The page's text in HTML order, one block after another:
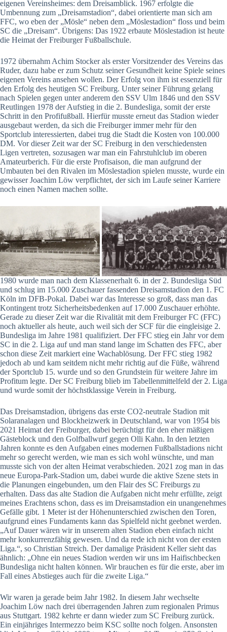
eigenen Vereinsheimes: dem Dreisamblick. 1967 erfolgte die
Umbennung zum „Dreisamstadion“, dabei orientierte man sich am
FFC, wo eben der „Mösle“ neben dem „Möslestadion“ floss und beim
SC die „Dreisam“. Übrigens: Das 1922 erbaute Möslestadion ist heute
die Heimat der Freiburger Fußballschule.
1972 übernahm Achim Stocker als erster Vorsitzender des Vereins das
Ruder, dazu habe er zum Schutz seiner Gesundheit keine Spiele seines
eigenen Vereins ansehen wollen. Der Erfolg von ihm ist essenziell für
den Erfolg des heutigen SC Freiburg. Unter seiner Führung gelang
nach Spielen gegen unter anderem den SSV Ulm 1846 und den SSV
Reutlingen 1978 der Aufstieg in die 2. Bundesliga, somit der erste
Schritt in den Profifußball. Hierfür musste erneut das Stadion wieder
ausgebaut werden, da sich die Freiburger immer mehr für den
Sportclub interessierten, dabei trug die Stadt die Kosten von 100.000
DM. Vor dieser Zeit war der SC Freiburg in den verschiedensten
Ligen vertreten, sozusagen war man ein Fahrstuhlclub im oberen
Amateurberich. Für die erste Profisaison, die man aufgrund der
Umbauten bei den Rivalen im Möslestadion spielen musste, wurde ein
gewisser Joachim Löw verpflichtet, der sich im Laufe seiner Karriere
noch einen Namen machen sollte.
1980 wurde man nach dem Klassenerhalt 6. in der 2. Bundesliga Süd
und schlug im 15.000 Zuschauer fassenden Dreisamstadion den 1. FC
Köln im DFB-Pokal. Dabei war das Interesse so groß, dass man das
Kontingent trotz Sicherheitsbedenken auf 17.000 Zuschauer erhöhte.
Gerade zu dieser Zeit war die Rivalität mit dem Freiburger FC (FFC)
noch aktueller als heute, auch weil sich der SCF für die eingleisige 2.
Bundesliga im Jahre 1981 qualifiziert. Der FFC stieg ein Jahr vor dem
SC in die 2. Liga auf und man stand lange im Schatten des FFC, aber
schon diese Zeit markiert eine Wachablösung. Der FFC stieg 1982
jedoch ab und kam seitdem nicht mehr richtig auf die Füße, während
der Sportclub 15. wurde und so den Grundstein für weitere Jahre im
Profitum legte. Der SC Freiburg blieb im Tabellenmittelfeld der 2. Liga
und wurde somit der höchstklassige Verein in Freiburg.
Das Dreisamstadion, übrigens das erste CO2-neutrale Stadion mit
Solaranalagen und Blockheizwerk in Deutschland, war von 1954 bis
2021 Heimat der Freiburger, dabei berüchtigt für den eher mäßigen
Gästeblock und den Golfballwurf gegen Olli Kahn. In den letzten
Jahren konnte es den Aufgaben eines modernen Fußballstadions nicht
mehr so gerecht werden, wie man es sich wohl wünschte, und man
musste sich von der alten Heimat verabschieden. 2021 zog man in das
neue Europa-Park-Stadion um, dabei wurde die aktive Szene stets in
die Planungen eingebunden, um den Flair des SC Freiburgs zu
erhalten. Dass das alte Stadion die Aufgaben nicht mehr erfüllte, zeigt
meines Erachtens schon, dass es im Dreisamstadion ein unangenehmes
Gefälle gibt. 1 Meter ist der Höhenunterschied zwischen den Toren,
aufgrund eines Fundaments kann das Spielfeld nicht geebnet werden.
„Auf Dauer wären wir in unserem alten Stadion eben einfach nicht
mehr konkurrenzfähig gewesen. Und da rede ich nicht von der ersten
Liga.“, so Christian Streich. Der damalige Präsident Keller sieht das
ähnlich: „Ohne ein neues Stadion werden wir uns im Haifischbecken
Bundesliga nicht halten können. Wir brauchen es für die erste, aber im
Fall eines Abstieges auch für die zweite Liga.“
Wir waren ja gerade beim Jahr 1982. In diesem Jahr wechselte
Joachim Löw nach drei überragenden Jahren zum regionalen Primus
aus Stuttgart. 1982 kehrte er dann wieder zum SC Freiburg zurück.
Ein einjähriges Intermezzo beim KSC sollte noch folgen. Ansonsten